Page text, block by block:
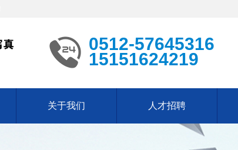
0512-57645316
15151624219
关于我们 人才招聘